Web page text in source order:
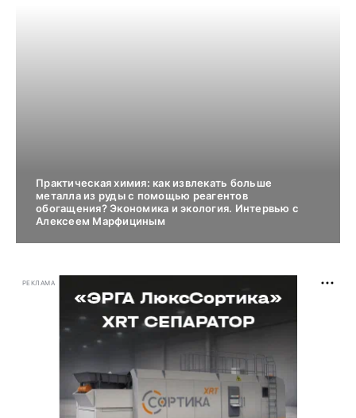
Практическая химия: как извлекать больше
металла из руды с помощью реагентов
обогащения? Экономика и экология. Интервью с
Алексеем Марфициным
РЕКЛАМА